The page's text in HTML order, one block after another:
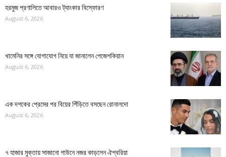
হরমুজ প্রণালিতে আবারও ট্যাংকার বিস্ফোরণ
August 6, 2026
খামেনির সঙ্গে যোগাযোগ নিয়ে যা জানালেন পেজেশকিয়ান
August 6, 2026
এক দশকের প্রেমের পর বিয়ের পিঁড়িতে বসছেন রোনালদো
August 6, 2026
৭ হাজার মুক্তায় সাজানো গাউনে নজর কাড়লেন ঐশ্বরিয়া